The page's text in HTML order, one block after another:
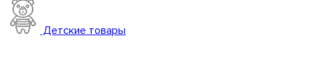
Детские товары